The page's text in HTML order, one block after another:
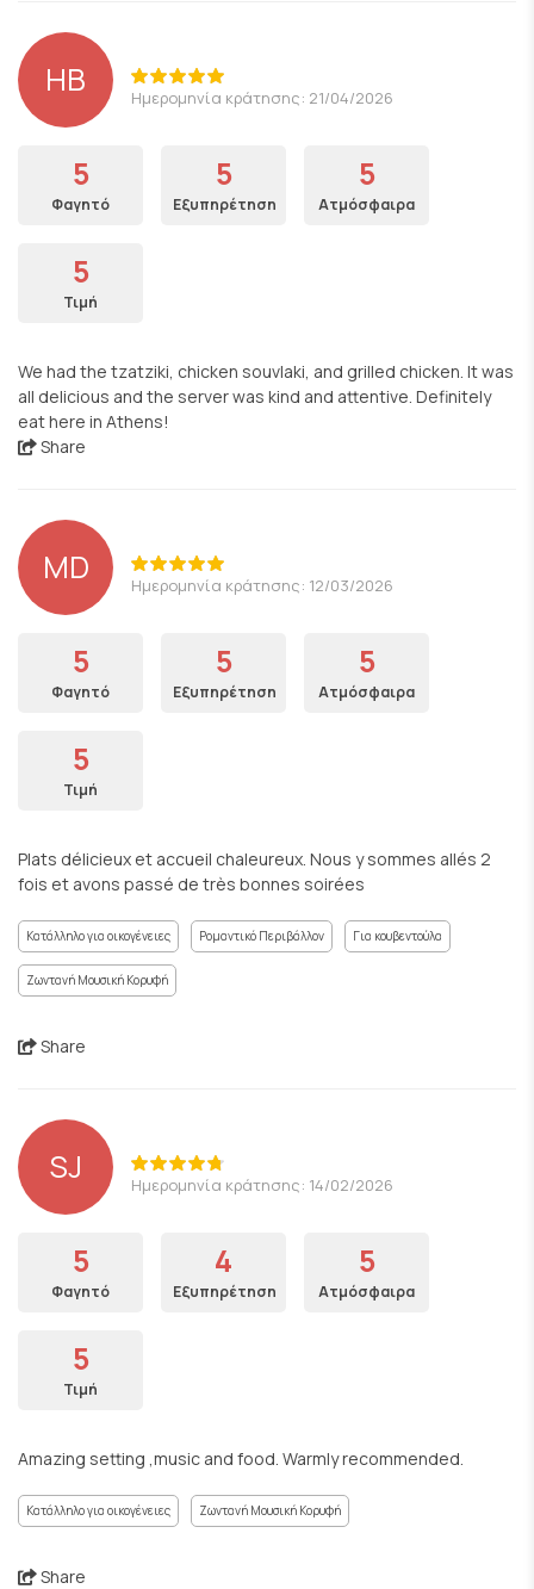
HB Ημερομηνία κράτησης: 21/04/2026
5
Φαγητό
5
Εξυπηρέτηση
5
Ατμόσφαιρα
5
Τιμή
We had the tzatziki, chicken souvlaki, and grilled chicken. It was
all delicious and the server was kind and attentive. Definitely
eat here in Athens!
Share
MD Ημερομηνία κράτησης: 12/03/2026
5
Φαγητό
5
Εξυπηρέτηση
5
Ατμόσφαιρα
5
Τιμή
Plats délicieux et accueil chaleureux. Nous y sommes allés 2
fois et avons passé de très bonnes soirées
Κατάλληλο για οικογένειες Ρομαντικό Περιβάλλον Για κουβεντούλα
Ζωντανή Μουσική Κορυφή
Share
SJ Ημερομηνία κράτησης: 14/02/2026
5
Φαγητό
4
Εξυπηρέτηση
5
Ατμόσφαιρα
5
Τιμή
Amazing setting ,music and food. Warmly recommended.
Κατάλληλο για οικογένειες Ζωντανή Μουσική Κορυφή
Share